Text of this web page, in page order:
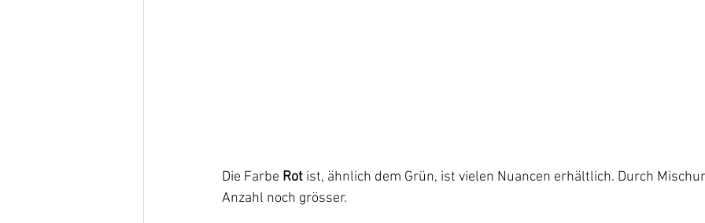
Die Farbe Rot ist, ähnlich dem Grün, ist vielen Nuancen erhältlich. Durch
Anzahl noch grösser.